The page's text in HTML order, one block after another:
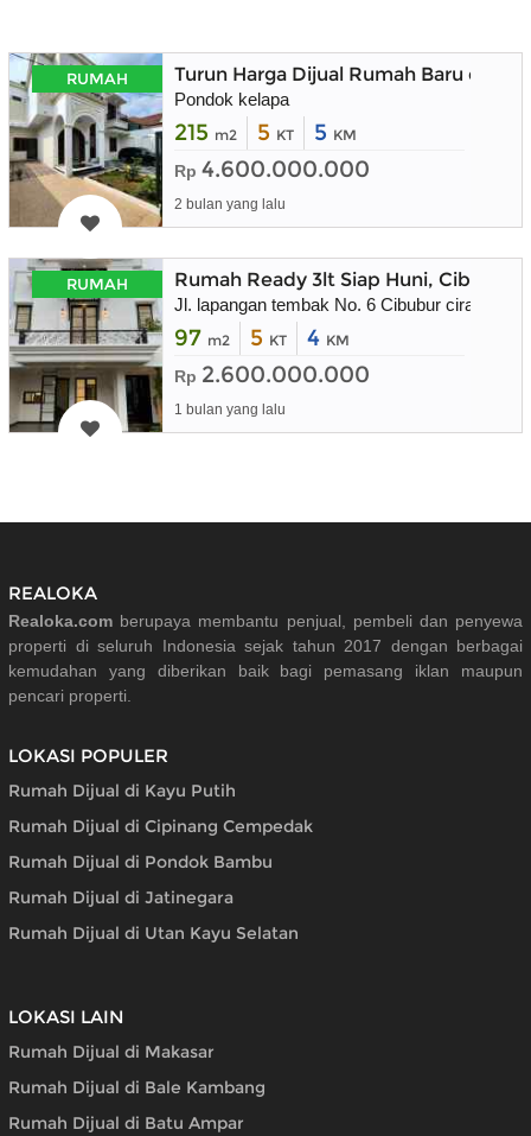
RUMAH Turun Harga Dijual Rumah Baru
Pondok kelapa
215 m2 5 KT 5 KM
Rp 4.600.000.000
2 bulan yang lalu
RUMAH Rumah Ready 3lt Siap Huni, Cibubur
Jl. lapangan tembak No. 6 Cibubur ciracas
97 m2 5 KT 4 KM
Rp 2.600.000.000
1 bulan yang lalu
REALOKA
Realoka.com berupaya membantu penjual, pembeli dan penyewa
properti di seluruh Indonesia sejak tahun 2017 dengan berbagai
kemudahan yang diberikan baik bagi pemasang iklan maupun
pencari properti.
LOKASI POPULER
Rumah Dijual di Kayu Putih
Rumah Dijual di Cipinang Cempedak
Rumah Dijual di Pondok Bambu
Rumah Dijual di Jatinegara
Rumah Dijual di Utan Kayu Selatan
LOKASI LAIN
Rumah Dijual di Makasar
Rumah Dijual di Bale Kambang
Rumah Dijual di Batu Ampar